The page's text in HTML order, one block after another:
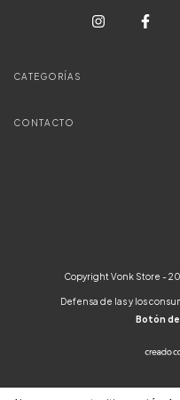
CATEGORÍAS
CONTACTO
Copyright Vonk Store -
Defensa de las y los
Botón